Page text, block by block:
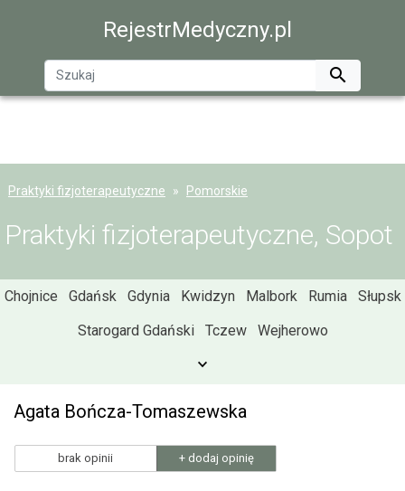
RejestrMedyczny.pl

Praktyki fizjoterapeutyczne Pomorskie
Praktyki fizjoterapeutyczne, Sopot
Chojnice Gdańsk Gdynia Kwidzyn Malbork Rumia
Słupsk
Starogard Gdański
Tczew Wejherowo
Agata Bończa-Tomaszewska
brak opinii + dodaj opinię